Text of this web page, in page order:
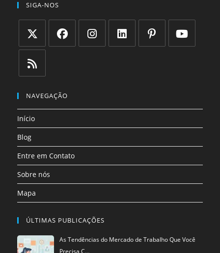
SIGA-NOS
Abre
em
uma
aba
aba
em
uma
nova
NAVEGAÇÃO
Início
Blog
Entre em Contato
Sobre nós
Mapa
ÚLTIMAS PUBLICAÇÕES
As Tendências do Mercado de Trabalho Que Você